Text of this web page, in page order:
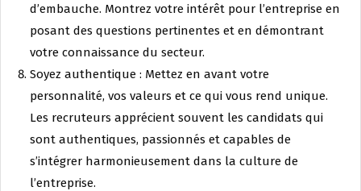
d’embauche. Montrez votre intérêt pour l’entreprise en
posant des questions pertinentes et en démontrant
votre connaissance du secteur.
Soyez authentique : Mettez en avant votre
personnalité, vos valeurs et ce qui vous rend unique.
Les recruteurs apprécient souvent les candidats qui
sont authentiques, passionnés et capables de
s’intégrer harmonieusement dans la culture de
l’entreprise.